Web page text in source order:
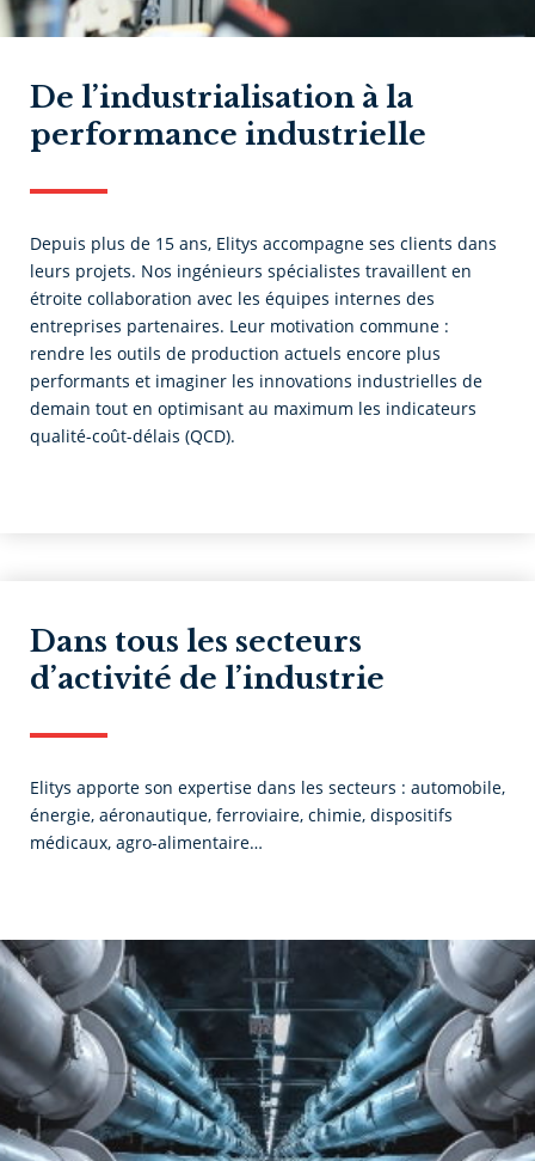
De l’industrialisation à la
performance industrielle
Depuis plus de 15 ans, Elitys accompagne ses clients dans
leurs projets. Nos ingénieurs spécialistes travaillent en
étroite collaboration avec les équipes internes des
entreprises partenaires. Leur motivation commune :
rendre les outils de production actuels encore plus
performants et imaginer les innovations industrielles de
demain tout en optimisant au maximum les indicateurs
qualité-coût-délais (QCD).
Dans tous les secteurs
d’activité de l’industrie
Elitys apporte son expertise dans les secteurs : automobile,
énergie, aéronautique, ferroviaire, chimie, dispositifs
médicaux, agro-alimentaire…